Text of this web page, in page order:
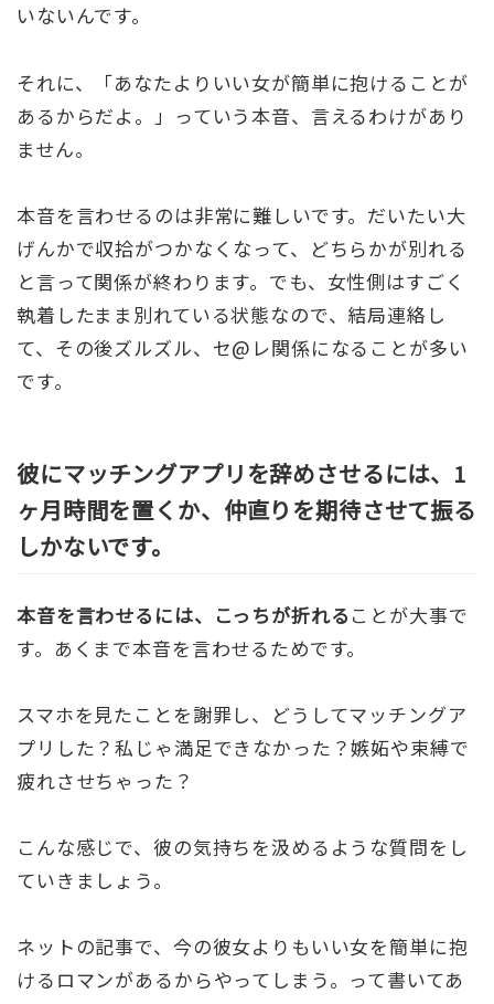
いないんです。
それに、「あなたよりいい女が簡単に抱けることが
あるからだよ。」っていう本音、言えるわけがあり
ません。
本音を言わせるのは非常に難しいです。だいたい大
げんかで収拾がつかなくなって、どちらかが別れる
と言って関係が終わります。でも、女性側はすごく
執着したまま別れている状態なので、結局連絡し
て、その後ズルズル、セ@レ関係になることが多い
です。
彼にマッチングアプリを辞めさせるには、1
ヶ月時間を置くか、仲直りを期待させて振る
しかないです。
本音を言わせるには、こっちが折れる ことが大事で
す。あくまで本音を言わせるためです。
スマホを見たことを謝罪し、どうしてマッチングア
プリした？私じゃ満足できなかった？嫉妬や束縛で
疲れさせちゃった？
こんな感じで、彼の気持ちを汲めるような質問をし
ていきましょう。
ネットの記事で、今の彼女よりもいい女を簡単に抱
けるロマンがあるからやってしまう。って書いてあ